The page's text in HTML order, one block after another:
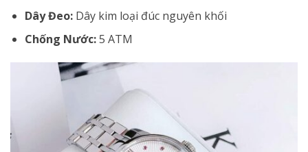
Dây Đeo:Dây kim loại đúc nguyên khối
Chống Nước:5 ATM